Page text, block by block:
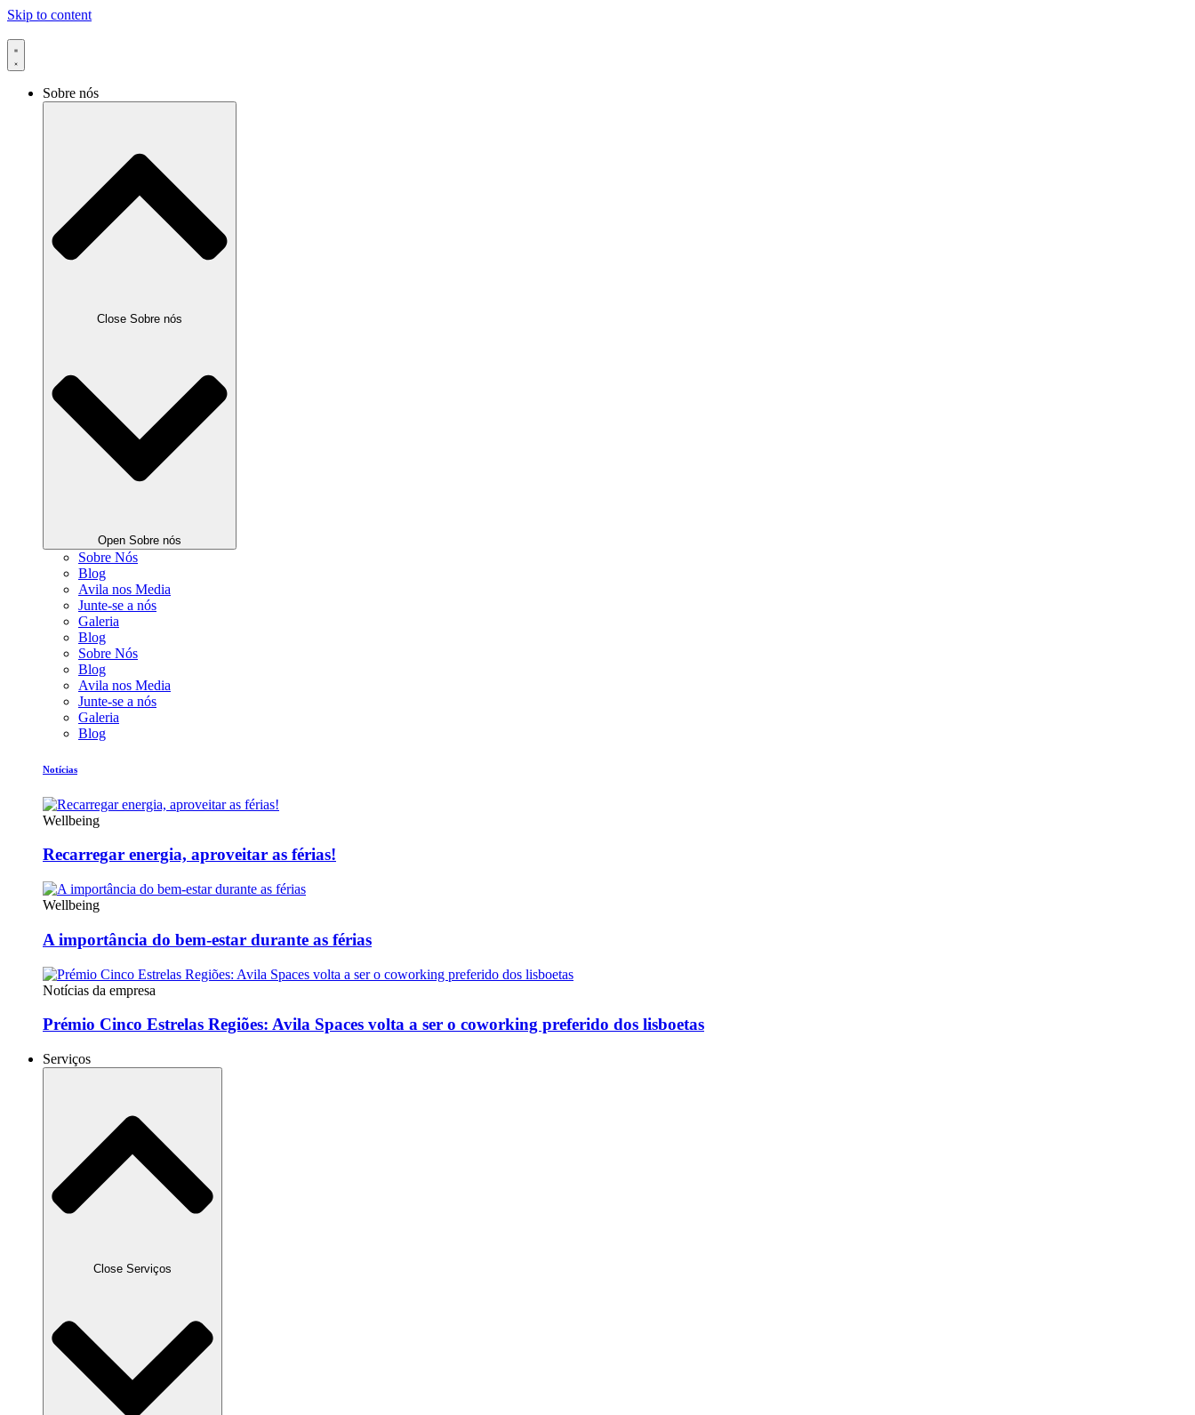
Skip to content
Sobre nós
Close Sobre nós
Open Sobre nós
Sobre Nós
Blog
Avila nos Media
Junte-se a nós
Galeria
Blog
Sobre Nós
Blog
Avila nos Media
Junte-se a nós
Galeria
Blog
Notícias
Wellbeing
Recarregar energia, aproveitar as férias!
Wellbeing
A importância do bem-estar durante as férias
Notícias da empresa
Prémio Cinco Estrelas Regiões: Avila Spaces volta a ser o coworking preferido dos lisboetas
Serviços
Close Serviços